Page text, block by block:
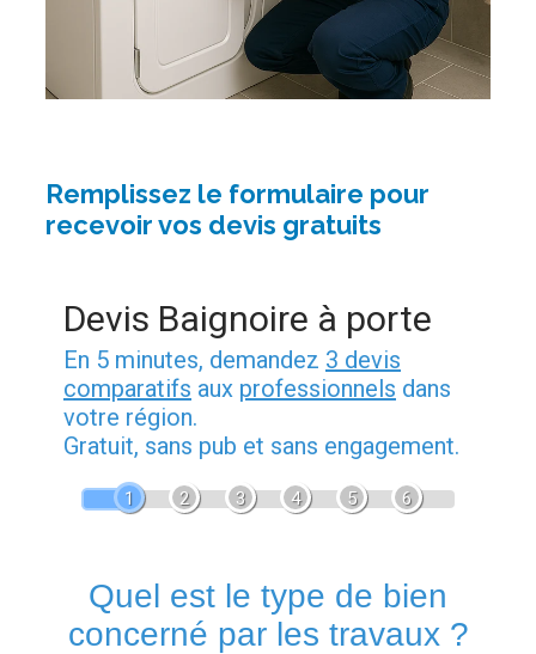
Remplissez le formulaire pour
recevoir vos devis gratuits
Devis Baignoire à porte
En 5 minutes, demandez 3 devis
comparatifs aux professionnels dans
votre région.
Gratuit, sans pub et sans engagement.
1 2 3 4 5 6
Quel est le type de bien
concerné par les travaux ?